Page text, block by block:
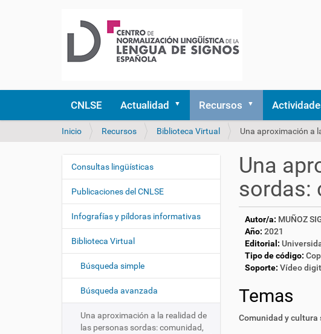
CNLSE Actualidad Recursos
U
d
s
á
q
Inicio Recursos Biblioteca Virtual Una aproximación a
Una
sordas:
Autor/a: MUÑOZ
Año: 2021
Editorial:
Tipo de código:
Soporte: Vídeo
Temas
Comunidad y cultura
N
e
g
a
i
n
Consultas lingüísticas
Publicaciones del CNLSE
Infografías y píldoras informativas
Biblioteca Virtual
Búsqueda simple
Búsqueda avanzada
Una aproximación a la realidad de
las personas sordas: comunidad,